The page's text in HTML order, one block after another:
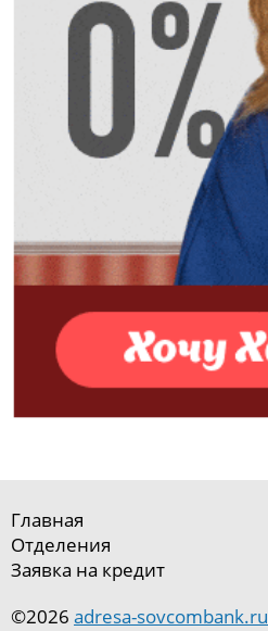
Главная
Отделения
Заявка на кредит
©2026 adresa-sovcombank.ru